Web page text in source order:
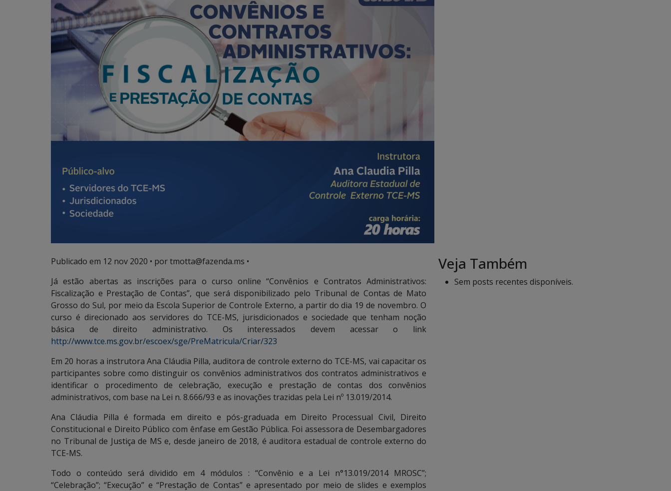
Publicado em 12 nov 2020 • por tmotta@fazenda.ms •
Já estão abertas as inscrições para o curso online “Convênios e Contratos Administrativos:
Fiscalização e Prestação de Contas”, que será disponibilizado pelo Tribunal de Contas de Mato
Grosso do Sul, por meio da Escola Superior de Controle Externo, a partir do dia 19 de novembro. O
curso é direcionado aos servidores do TCE-MS, jurisdicionados e sociedade que tenham noção
básica de direito administrativo. Os interessados devem acessar o link
http://www.tce.ms.gov.br/escoex/sge/PreMatricula/Criar/323
Em 20 horas a instrutora Ana Cláudia Pilla, auditora de controle externo do TCE-MS, vai capacitar os
participantes sobre como distinguir os convênios administrativos dos contratos administrativos e
identificar o procedimento de celebração, execução e prestação de contas dos convênios
administrativos, com base na Lei n. 8.666/93 e as inovações trazidas pela Lei nº 13.019/2014.
Ana Cláudia Pilla é formada em direito e pós-graduada em Direito Processual Civil, Direito
Constitucional e Direito Público com ênfase em Gestão Pública. Foi assessora de Desembargadores
no Tribunal de Justiça de MS e, desde janeiro de 2018, é auditora estadual de controle externo do
TCE-MS.
Todo o conteúdo será dividido em 4 módulos : “Convênio e a Lei n°13.019/2014 MROSC”;
“Celebração”; “Execução” e “Prestação de Contas” e apresentado por meio de slides e exemplos
Veja Também
Sem posts recentes disponíveis.